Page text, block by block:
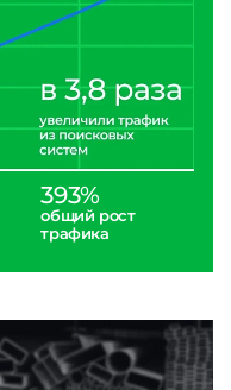
393%
общий рост
трафика